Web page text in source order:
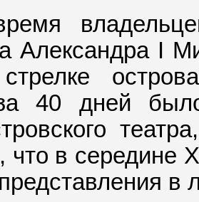
Александра I
40 дней
что в середине
в